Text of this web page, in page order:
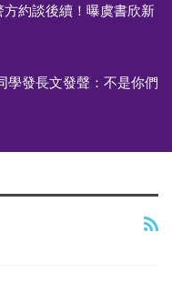
約談後續！曝虞書欣新
學發長文發聲：不是你們